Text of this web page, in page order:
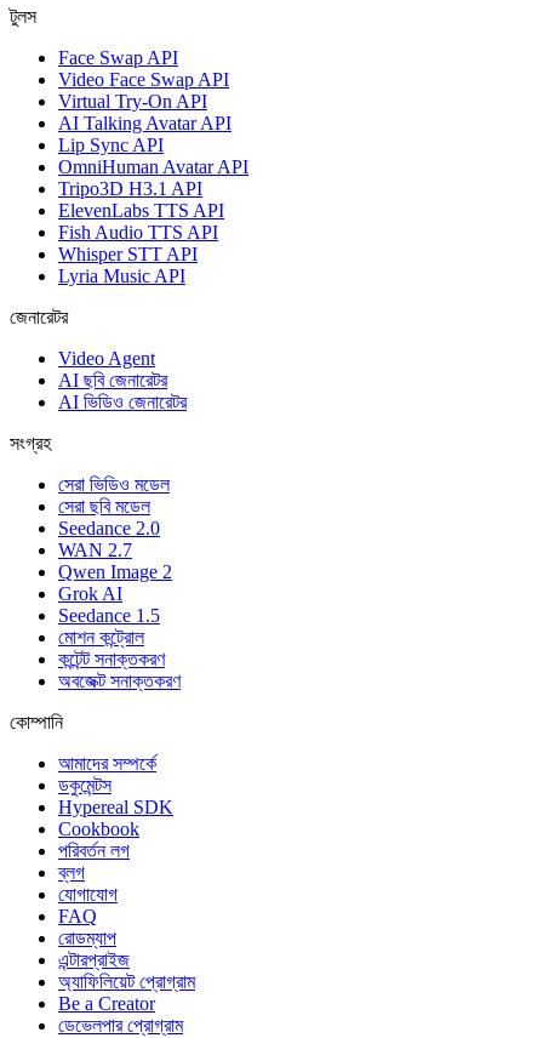
টুলস
Face Swap API
Video Face Swap API
Virtual Try-On API
AI Talking Avatar API
Lip Sync API
OmniHuman Avatar API
Tripo3D H3.1 API
ElevenLabs TTS API
Fish Audio TTS API
Whisper STT API
Lyria Music API
জেনারেটর
Video Agent
AI ছবি জেনারেটর
AI ভিডিও জেনারেটর
সংগ্রহ
সেরা ভিডিও মডেল
সেরা ছবি মডেল
Seedance 2.0
WAN 2.7
Qwen Image 2
Grok AI
Seedance 1.5
মোশন কন্ট্রোল
কন্টেন্ট সনাক্তকরণ
অবজেক্ট সনাক্তকরণ
কোম্পানি
আমাদের সম্পর্কে
ডকুমেন্টস
Hypereal SDK
Cookbook
পরিবর্তন লগ
ব্লগ
যোগাযোগ
FAQ
রোডম্যাপ
এন্টারপ্রাইজ
অ্যাফিলিয়েট প্রোগ্রাম
Be a Creator
ডেভেলপার প্রোগ্রাম